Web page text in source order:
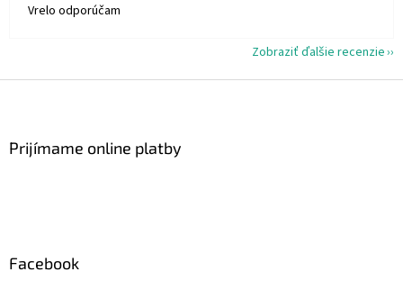
Vrelo odporúčam
Zobraziť ďalšie recenzie
Prijímame online platby
Facebook